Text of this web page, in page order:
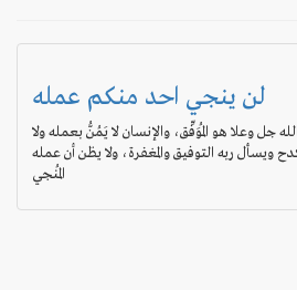
لن ينجي احد منكم عمله
جل وعلا هو المُوَفِّق، والإنسان لا يَمُنُّ بعمله ولا
ربه التوفيق والمغفرة، ولا يظن أن عمله
المُنجي